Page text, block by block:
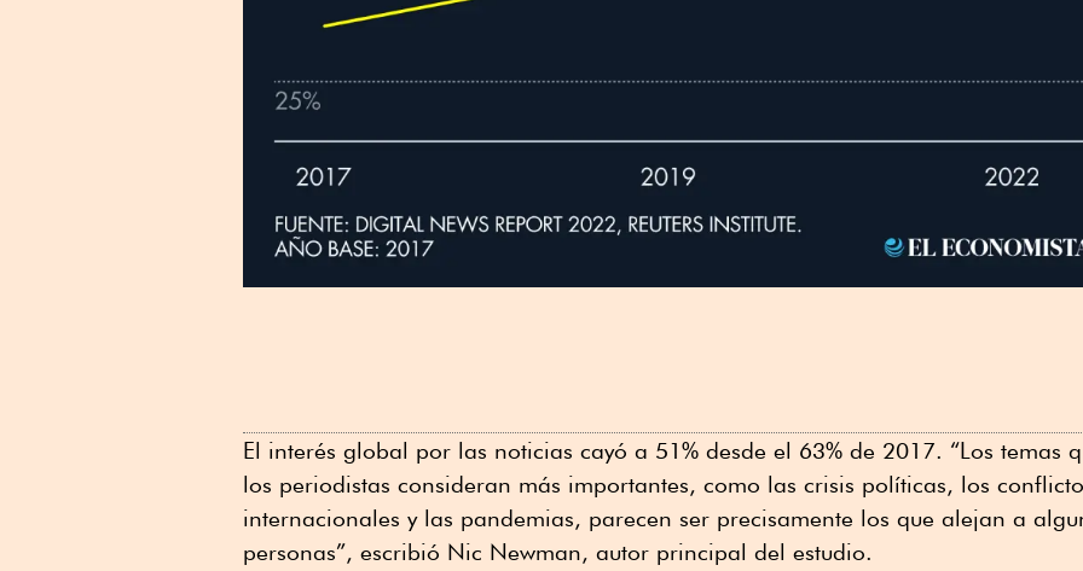
El interés global por las noticias cayó a 51% desde el 63% de 2017. “Los temas
los periodistas consideran más importantes, como las crisis políticas, los
internacionales y las pandemias, parecen ser precisamente los que alejan a
personas”, escribió Nic Newman, autor principal del estudio.